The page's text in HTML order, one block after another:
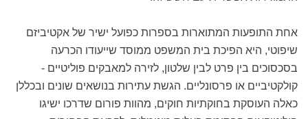
אחת התופעות המתוארות בספרות כפועל ישיר של אקטיביזם
שיפוטי, היא הפיכת בית המשפט ממוסד שייעודו הכרעה
בסכסוכים בין פרט לבין שלטון, לזירה למאבקים פוליטיים -
קולקטיביים או פרסונליים. הגשת עתירות בנושאים שונים ובכללן
כאלה העוסקת בחוקתיות חוקים, מהוות פורום שדרכו ישיגו